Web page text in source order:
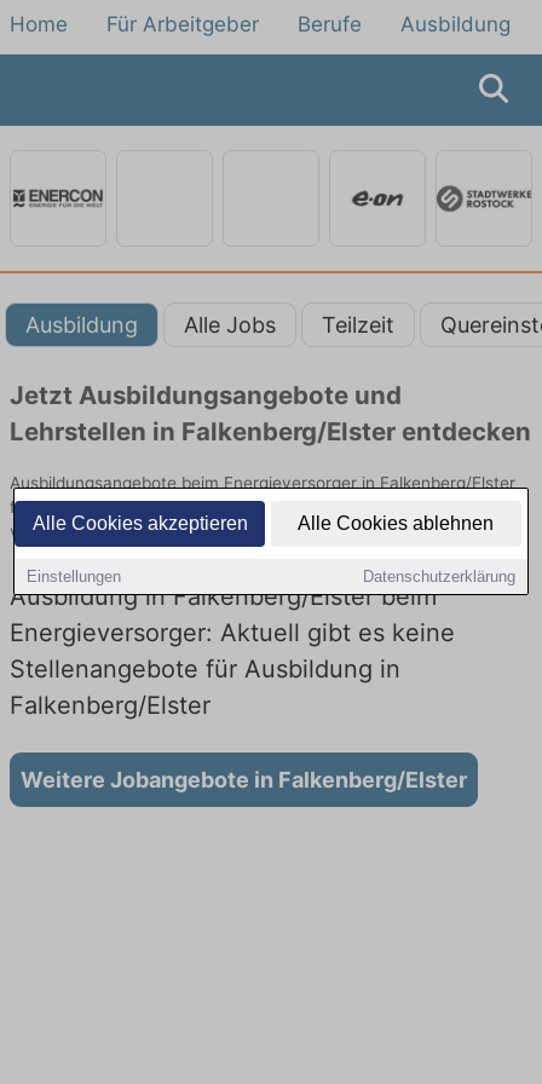
Alle Cookies akzeptieren Alle Cookies ablehnen
Einstellungen Datenschutzerklärung
Home Für Arbeitgeber Berufe Ausbildung
Ausbildung Alle Jobs Teilzeit
Jetzt Ausbildungsangebote und
Lehrstellen in Falkenberg/Elster entdecken
Ausbildungsangebote beim Energieversorger in Falkenberg/Elster
finden Sie von namhaften Firmen. Entdecken Sie freie Optionen
von Top-Arbeitgebern und bewerben Sie sich noch heute.
Ausbildung in Falkenberg/Elster beim
Energieversorger: Aktuell gibt es keine
Stellenangebote für Ausbildung in
Falkenberg/Elster
Weitere Jobangebote in Falkenberg/Elster